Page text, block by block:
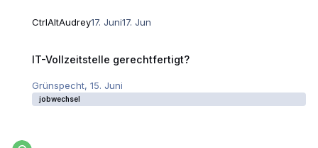
CtrlAltAudrey17. Juni17. Jun
IT-Vollzeitstelle gerechtfertigt?
Grünspecht, 15. Juni
jobwechsel